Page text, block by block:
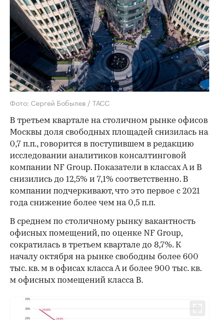
Фото: Сергей Бобылев / ТАСС
В третьем квартале на столичном рынке офисов
Москвы доля свободных площадей снизилась на
0,7 п.п., говорится в поступившем в редакцию
исследовании аналитиков консалтинговой
компании NF Group. Показатели в классах А и В
снизились до 12,5% и 7,1% соответственно. В
компании подчеркивают, что это первое с 2021
года снижение более чем на 0,5 п.п.
В среднем по столичному рынку вакантность
офисных помещений, по оценке NF Group,
сократилась в третьем квартале до 8,7%. К
началу октября на рынке свободны более 600
тыс. кв. м в офисах класса А и более 900 тыс. кв.
м офисных помещений класса В.